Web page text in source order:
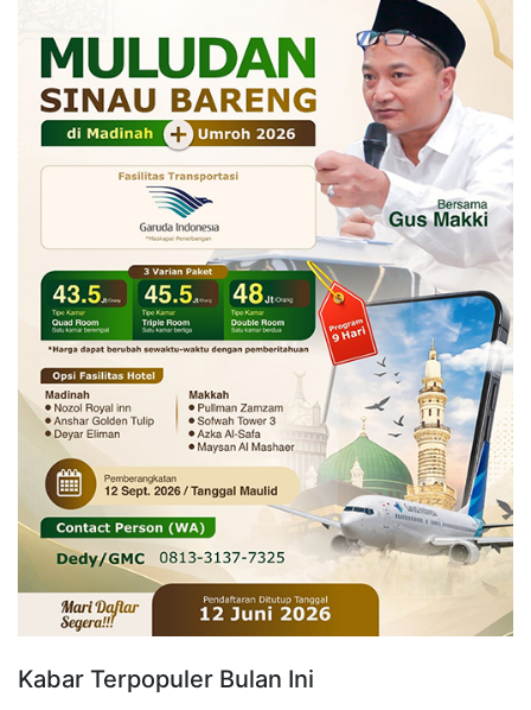
Kabar Terpopuler Bulan Ini